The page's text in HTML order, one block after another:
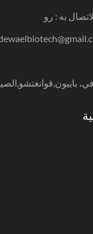
به : رو
باييون,قوانغتشو,الصين